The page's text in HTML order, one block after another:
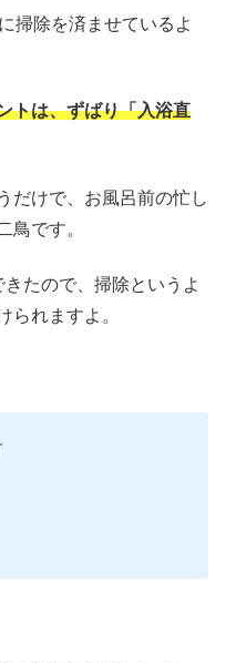
掃除を済ませているよ
トは、ずばり「入浴直
だけで、お風呂前の忙し
鳥です。
たので、掃除というよ
られますよ。